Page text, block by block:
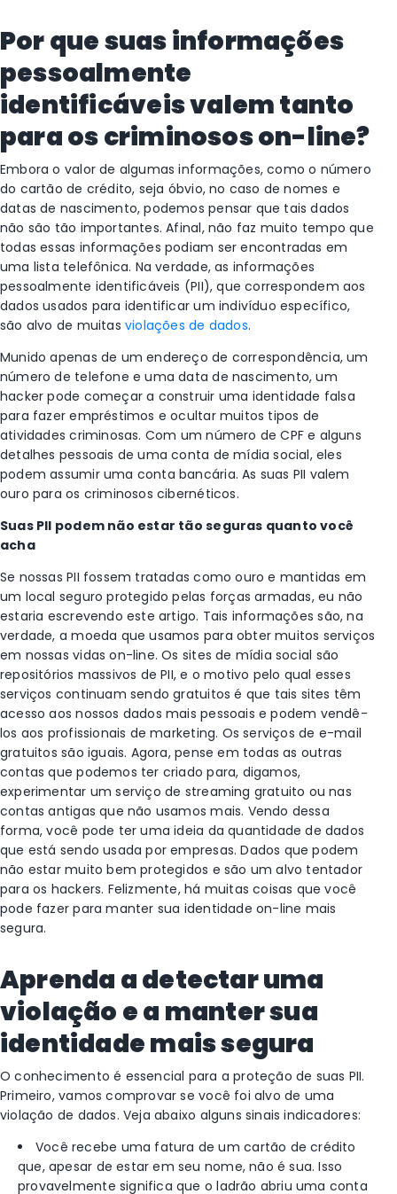
Por que suas informações
pessoalmente
identificáveis valem tanto
para os criminosos on-line?
Embora o valor de algumas informações, como o número
do cartão de crédito, seja óbvio, no caso de nomes e
datas de nascimento, podemos pensar que tais dados
não são tão importantes. Afinal, não faz muito tempo que
todas essas informações podiam ser encontradas em
uma lista telefônica. Na verdade, as informações
pessoalmente identificáveis (PII), que correspondem aos
dados usados para identificar um indivíduo específico,
são alvo de muitas violações de dados.
Munido apenas de um endereço de correspondência, um
número de telefone e uma data de nascimento, um
hacker pode começar a construir uma identidade falsa
para fazer empréstimos e ocultar muitos tipos de
atividades criminosas. Com um número de CPF e alguns
detalhes pessoais de uma conta de mídia social, eles
podem assumir uma conta bancária. As suas PII valem
ouro para os criminosos cibernéticos.
Suas PII podem não estar tão seguras quanto você
acha
Se nossas PII fossem tratadas como ouro e mantidas em
um local seguro protegido pelas forças armadas, eu não
estaria escrevendo este artigo. Tais informações são, na
verdade, a moeda que usamos para obter muitos serviços
em nossas vidas on-line. Os sites de mídia social são
repositórios massivos de PII, e o motivo pelo qual esses
serviços continuam sendo gratuitos é que tais sites têm
acesso aos nossos dados mais pessoais e podem vendê-
los aos profissionais de marketing. Os serviços de e-mail
gratuitos são iguais. Agora, pense em todas as outras
contas que podemos ter criado para, digamos,
experimentar um serviço de streaming gratuito ou nas
contas antigas que não usamos mais. Vendo dessa
forma, você pode ter uma ideia da quantidade de dados
que está sendo usada por empresas. Dados que podem
não estar muito bem protegidos e são um alvo tentador
para os hackers. Felizmente, há muitas coisas que você
pode fazer para manter sua identidade on-line mais
segura.
Aprenda a detectar uma
violação e a manter sua
identidade mais segura
O conhecimento é essencial para a proteção de suas PII.
Primeiro, vamos comprovar se você foi alvo de uma
violação de dados. Veja abaixo alguns sinais indicadores:
Você recebe uma fatura de um cartão de crédito
que, apesar de estar em seu nome, não é sua. Isso
provavelmente significa que o ladrão abriu uma conta